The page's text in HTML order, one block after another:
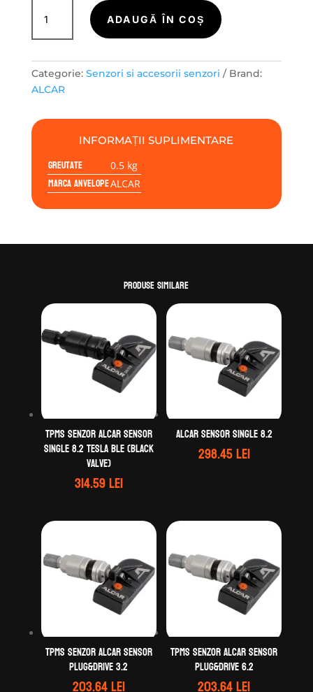
ClampIn
Valve
TG1B
CUTIE
BUCATI
ADAUGĂ ÎN COȘ
Categorie: Senzori si accesorii senzori
Brand:
ALCAR
INFORMAȚII SUPLIMENTARE
Greutate 0.5 kg
Marca anvelopeALCAR
Produse similare
TPMS Senzor ALCAR Sensor
Single 8.2 TESLA BLE (black
valve)
314.59lei
Alcar Sensor Single 8.2
298.45lei
TPMS Senzor ALCAR Sensor
Plug&Drive 3.2
203.64lei
TPMS Senzor ALCAR Sensor
Plug&Drive 6.2
203.64lei